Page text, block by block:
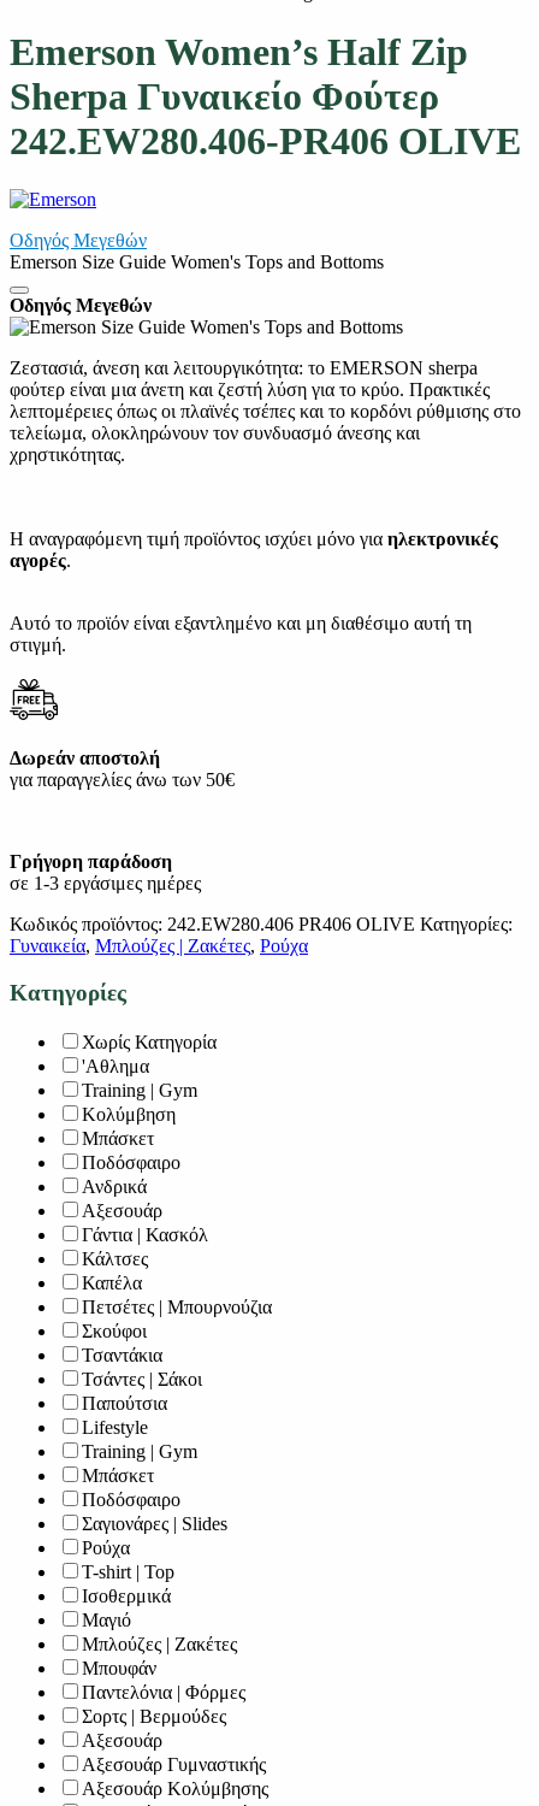
Emerson Women’s Half Zip
Sherpa Γυναικείο Φούτερ
242.EW280.406-PR406 OLIVE
Οδηγός Μεγεθών
Emerson Size Guide Women's Tops and Bottoms
Οδηγός Μεγεθών
Ζεστασιά, άνεση και λειτουργικότητα: το EMERSON sherpa
φούτερ είναι μια άνετη και ζεστή λύση για το κρύο. Πρακτικές
λεπτομέρειες όπως οι πλαϊνές τσέπες και το κορδόνι ρύθμισης στο
τελείωμα, ολοκληρώνουν τον συνδυασμό άνεσης και
χρηστικότητας.
Η αναγραφόμενη τιμή προϊόντος ισχύει μόνο για ηλεκτρονικές
αγορές.
Αυτό το προϊόν είναι εξαντλημένο και μη διαθέσιμο αυτή τη
στιγμή.
Δωρεάν αποστολή
για παραγγελίες άνω των 50€
Γρήγορη παράδοση
σε 1-3 εργάσιμες ημέρες
Κωδικός προϊόντος: 242.EW280.406 PR406 OLIVE Κατηγορίες:
Γυναικεία, Μπλούζες | Ζακέτες, Ρούχα
Κατηγορίες
Χωρίς Κατηγορία
'Αθλημα
Training | Gym
Κολύμβηση
Μπάσκετ
Ποδόσφαιρο
Ανδρικά
Αξεσουάρ
Γάντια | Κασκόλ
Κάλτσες
Καπέλα
Πετσέτες | Μπουρνούζια
Σκούφοι
Τσαντάκια
Τσάντες | Σάκοι
Παπούτσια
Lifestyle
Training | Gym
Μπάσκετ
Ποδόσφαιρο
Σαγιονάρες | Slides
Ρούχα
T-shirt | Top
Ισοθερμικά
Μαγιό
Μπλούζες | Ζακέτες
Μπουφάν
Παντελόνια | Φόρμες
Σορτς | Βερμούδες
Αξεσουάρ
Αξεσουάρ Γυμναστικής
Αξεσουάρ Κολύμβησης